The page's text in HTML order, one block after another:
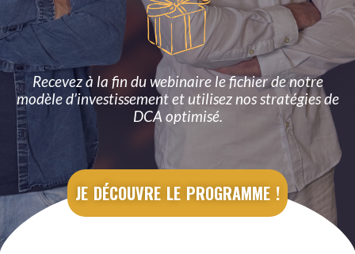
Recevez à la fin du webinaire le fichier de notre
modèle d’investissement et utilisez nos stratégies de
DCA optimisé.
JE DÉCOUVRE LE PROGRAMME !